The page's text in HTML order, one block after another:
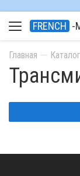
FRENCH -
Главная Каталог